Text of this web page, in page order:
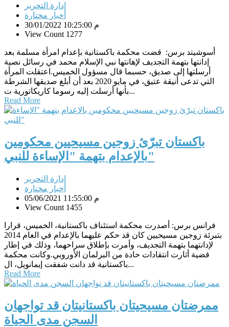
إدارة التحرير
أخبار مختارة
30/01/2022 10:25:00 م
View Count 1277
أسوشيتد برس: قضت محكمة باكستانية بإعدام امرأة مسلمة بعد
إدانتها بتهمة التجديف لإهانتها نبي الإسلام محمد في رسائل نصية
أرسلتها إلى صديق، حسبما قال مسؤول الخميس.اعتقلت المرأة
التي تدعى أنيقة عتيق، في مايو 2020 بعد أن أبلغ صديقها الشرطة
بأنها أرسلت إليه رسوما كاريكاتورية ت...
Read More
باكستان تبرّئ زوجين مسيحيين محكومين
بالإعدام بتهمة "الإساءة للنبي"
إدارة التحرير
أخبار مختارة
05/06/2021 11:55:00 م
View Count 1455
فرانس برس: أصدرت محكمة استئناف باكستانية، الخميس، قرارا
بتبرئة زوجين مسيحيين كان قد حكم عليهما بالإعدام في العام 2014
لإدانتهما بتهمة التجديف، وأمرت بإطلاق سراحهما، وذلك في إطار
قضية أثارت انتقادات حادة من البرلمان الأوروبي.وكانت محكمة
باكستانية قد دانت شفقت إيمانويل، ال...
Read More
ممرضتان مسيحيتان باكستانيتان قد تواجهان
السجن مدى الحياة